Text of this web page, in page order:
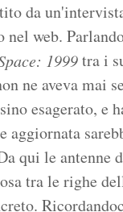
da
web.
1999tra i
ne aveva mai
esagerato, e
qui le antenne
tra le righe